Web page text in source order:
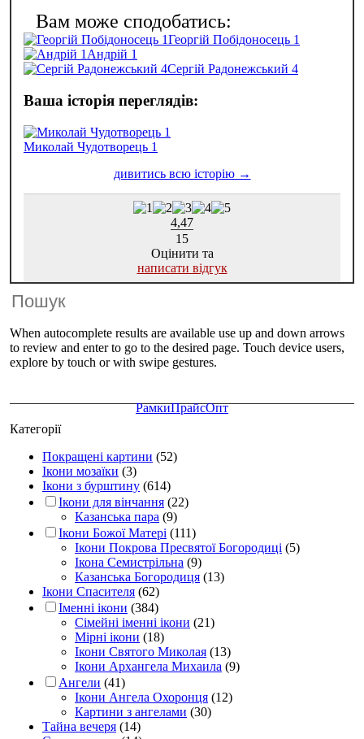
Георгій Побідоносець 1
Андрій 1
Сергій Радонежський 4
Миколай Чудотворець 1
4,47
15
Оцінити та
написати відгук
When autocomplete results are available use up and down arrows
to review and enter to go to the desired page. Touch device users,
explore by touch or with swipe gestures.
РамкиПрайсОпт
Категорії
Покращені картини (52)
Ікони мозаїки (3)
Ікони з бурштину (614)
Ікони для вінчання (22)
Казанська пара (9)
Ікони Божої Матері (111)
Ікони Покрова Пресвятої Богородиці (5)
Ікона Семистрільна (9)
Казанська Богородиця (13)
Ікони Спасителя (62)
Іменні ікони (384)
Сімейні іменні ікони (21)
Мірні ікони (18)
Ікони Святого Миколая (13)
Ікони Архангела Михаила (9)
Ангели (41)
Ікони Ангела Охоронця (12)
Картини з ангелами (30)
Тайна вечеря (14)